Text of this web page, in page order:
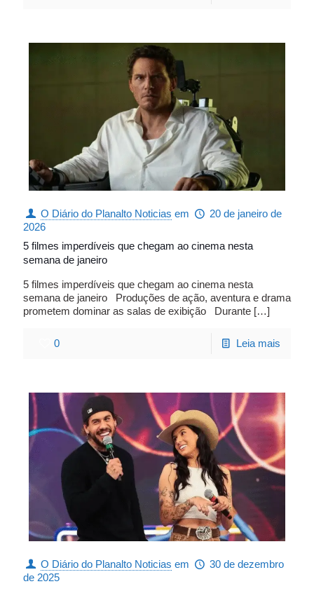
O Diário do Planalto Noticias em
20 de janeiro de
2026
5 filmes imperdíveis que chegam ao cinema nesta
semana de janeiro
5 filmes imperdíveis que chegam ao cinema nesta
semana de janeiro Produções de ação, aventura e drama
prometem dominar as salas de exibição Durante […]
0 Leia mais
O Diário do Planalto Noticias em
30 de dezembro
de 2025